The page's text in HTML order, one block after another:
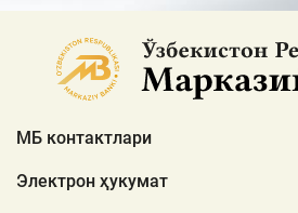
МБ контактлари
Электрон ҳукумат